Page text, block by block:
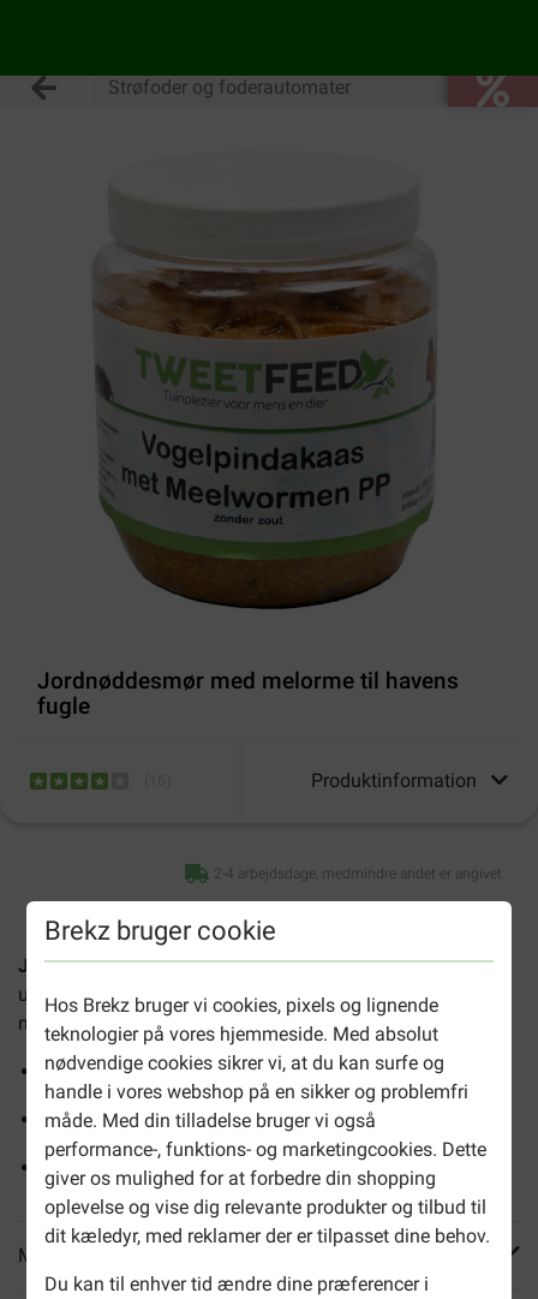
Brekz bruger cookie
Hos Brekz bruger vi cookies, pixels og lignende
teknologier på vores hjemmeside. Med absolut
nødvendige cookies sikrer vi, at du kan surfe og
handle i vores webshop på en sikker og problemfri
måde. Med din tilladelse bruger vi også
performance-, funktions- og marketingcookies. Dette
giver os mulighed for at forbedre din shopping
oplevelse og vise dig relevante produkter og tilbud til
dit kæledyr, med reklamer der er tilpasset dine behov.
Du kan til enhver tid ændre dine præferencer i
Strøfoder og foderautomater
Jordnøddesmør med melorme til havens
fugle
Produktinformation
2-4 arbejdsdage, medmindre andet er angivet
Jordnøddesmør med melorme til havens fugleer specielt
udviklet til havens fugle. En blanding af jordnøddesmør og
melorme i en plastbøtte med 250 gram.
Uden tilsat salt
Meget kalorierig: 660 kcal/100 g
Nærende med højt protein- og energiindhold
Mere info